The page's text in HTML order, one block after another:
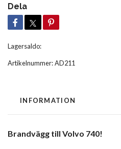
Dela
Lagersaldo:
Artikelnummer:AD211
INFORMATION
Brandvägg till Volvo 740!